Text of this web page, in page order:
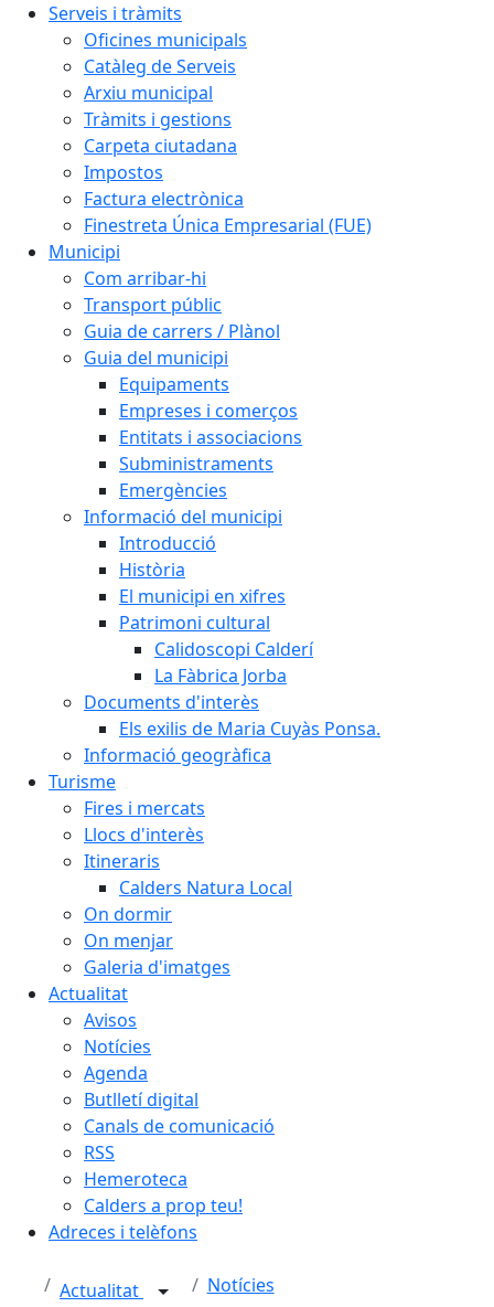
Serveis i tràmits
Oficines municipals
Catàleg de Serveis
Arxiu municipal
Tràmits i gestions
Carpeta ciutadana
Impostos
Factura electrònica
Finestreta Única Empresarial (FUE)
Municipi
Com arribar-hi
Transport públic
Guia de carrers / Plànol
Guia del municipi
Equipaments
Empreses i comerços
Entitats i associacions
Subministraments
Emergències
Informació del municipi
Introducció
Història
El municipi en xifres
Patrimoni cultural
Calidoscopi Calderí
La Fàbrica Jorba
Documents d'interès
Els exilis de Maria Cuyàs Ponsa.
Informació geogràfica
Turisme
Fires i mercats
Llocs d'interès
Itineraris
Calders Natura Local
On dormir
On menjar
Galeria d'imatges
Actualitat
Avisos
Notícies
Agenda
Butlletí digital
Canals de comunicació
RSS
Hemeroteca
Calders a prop teu!
Adreces i telèfons
Actualitat Notícies